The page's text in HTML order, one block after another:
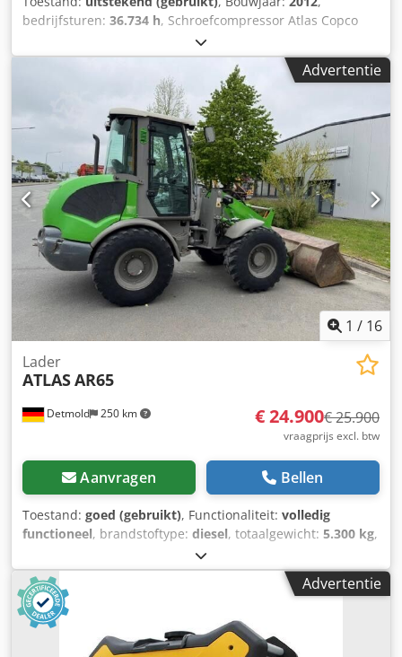
bedrijfsturen: 36.734 h, Schroefcompressor Atlas Copco
GA55FF Droger geïntegreerd 55 kW 9,80 bar 8,87 m³/min
Crsdpjzphrwsfx An Hof Bouwjaar: 2012 Aantal draaiuren:
Advertentie
1 / 16
Detmold 250 km
Lader
ATLASAR65
€ 24.900€ 25.900
vraagprijs excl. btw
Aanvragen Bellen
Toestand: goed (gebruikt), Functionaliteit: volledig
functioneel, brandstoftype: diesel, totaalgewicht: 5.300 kg,
, bedrijfsturen:
extra koplampen, standaard schep, vierwielaandrijving,
Atlas 65 wiellader, bouwjaar 2014 met 7.440 bedrijfsuren,
snelwissel en bak, in nette staat direct inzetbaar.
Transport en levering mogelijk. Bezichtiging op afspraak,
ook in het weekend mogelijk. Crjdpfxjy N Ei No An Hjf
Advertentie